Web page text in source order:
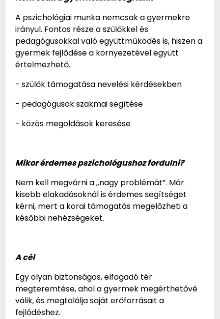
A pszichológiai munka nemcsak a gyermekre
irányul. Fontos része a szülőkkel és
pedagógusokkal való együttműködés is, hiszen a
gyermek fejlődése a környezetével együtt
értelmezhető.
- szülők támogatása nevelési kérdésekben
- pedagógusok szakmai segítése
- közös megoldások keresése
Mikor érdemes pszichológushoz fordulni?
Nem kell megvárni a „nagy problémát”. Már
kisebb elakadásoknál is érdemes segítséget
kérni, mert a korai támogatás megelőzheti a
későbbi nehézségeket.
A cél
Egy olyan biztonságos, elfogadó tér
megteremtése, ahol a gyermek megérthetővé
válik, és megtalálja saját erőforrásait a
fejlődéshez.